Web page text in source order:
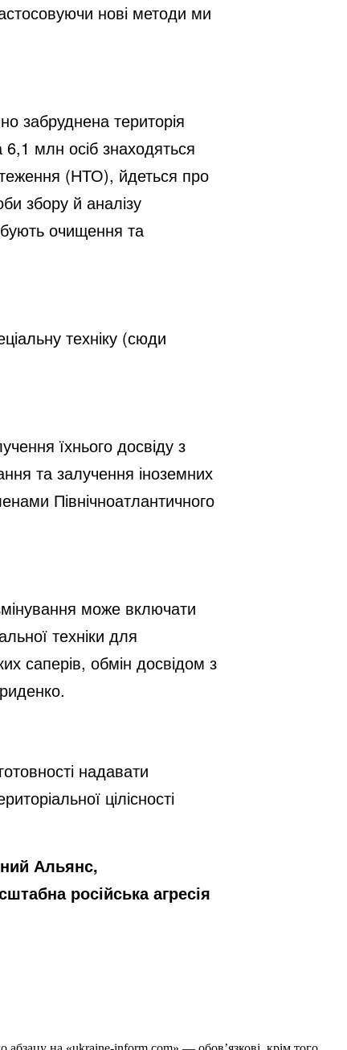
нові методи ми
забруднена територія
млн осіб знаходяться
(НТО), йдеться про
збору й аналізу
очищення та
техніку (сюди
їхнього досвіду з
та залучення іноземних
Північноатлантичного
може включати
техніки для
саперів, обмін досвідом з
надавати
цілісності
Альянс,
російська агресія